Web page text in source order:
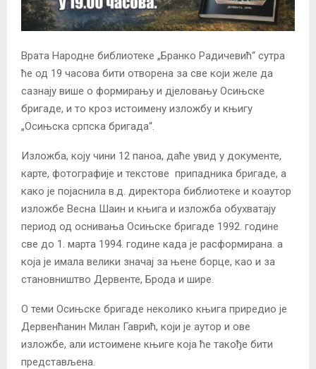
Врата Народне библиотеке „Бранко Радичевић“ сутра
ће од 19 часова бити отворена за све који желе да
сазнају више о формирању и дјеловању Осињске
бригаде, и то кроз истоимену изложбу и књигу
„Осињска српска бригада“.
Изложба, коју чини 12 паноа, даће увид у документе,
карте, фотографије и текстове припадника бригаде, а
како је појаснила в.д. директора библиотеке и коаутор
изложбе Весна Шаин и књига и изложба обухватају
период од оснивања Осињске бригаде 1992. године
све до 1. марта 1994. године када је расформирана. а
која је имала велики значај за њене борце, као и за
становништво Дервенте, Брода и шире.
О теми Осињске бригаде неколико књига приредио је
Дервенћанин Милан Гаврић, који је аутор и ове
изложбе, али истоимене књиге која ће такође бити
представљена.